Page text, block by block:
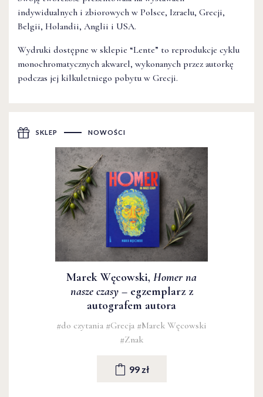
indywidualnych i zbiorowych w Polsce, Izraelu, Grecji,
Belgii, Holandii, Anglii i USA.
Wydruki dostępne w sklepie “Lente” to reprodukcje cyklu
monochromatycznych akwarel, wykonanych przez autorkę
podczas jej kilkuletniego pobytu w Grecji.
SKLEP NOWOŚCI
Marek Węcowski, Homer na
nasze czasy– egzemplarz z
autografem autora
#do czytania #Grecja #Marek Węcowski
#Znak
99 zł